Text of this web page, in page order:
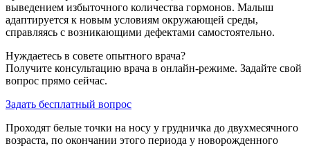
выведением избыточного количества гормонов. Малыш
адаптируется к новым условиям окружающей среды,
справляясь с возникающими дефектами самостоятельно.
Нуждаетесь в совете опытного врача?
Получите консультацию врача в онлайн-режиме. Задайте свой
вопрос прямо сейчас.
Задать бесплатный вопрос
Проходят белые точки на носу у грудничка до двухмесячного
возраста, по окончании этого периода у новорожденного